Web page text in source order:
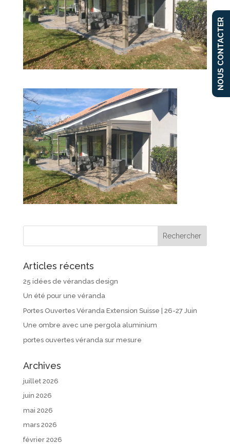
Articles récents
25 idées de vérandas design
Un été pour une véranda
Portes Ouvertes Véranda Extension Suisse | 26-27 Juin
Une ombre avec une pergola aluminium
portes ouvertes véranda sur mesure
Archives
juillet 2026
juin 2026
mai 2026
mars 2026
février 2026
NOUS CONTACTER